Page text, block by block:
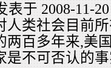
表于 2008-11-
人类社会目前
两百多年来,美
是不可否认的